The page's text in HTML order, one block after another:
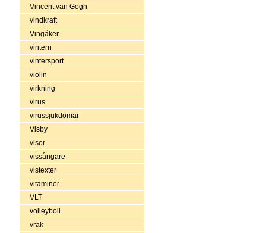
Vincent van Gogh
vindkraft
Vingåker
vintern
vintersport
violin
virkning
virus
virussjukdomar
Visby
visor
vissångare
vistexter
vitaminer
VLT
volleyboll
vrak